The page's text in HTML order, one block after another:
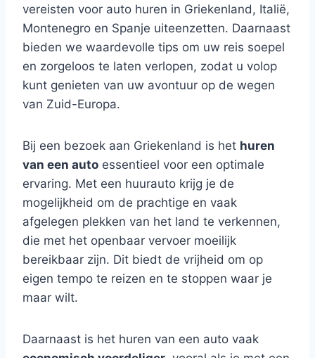
vereisten voor auto huren in Griekenland, Italië,
Montenegro en Spanje uiteenzetten. Daarnaast
bieden we waardevolle tips om uw reis soepel
en zorgeloos te laten verlopen, zodat u volop
kunt genieten van uw avontuur op de wegen
van Zuid-Europa.
Bij een bezoek aan Griekenland is het huren
van een auto essentieel voor een optimale
ervaring. Met een huurauto krijg je de
mogelijkheid om de prachtige en vaak
afgelegen plekken van het land te verkennen,
die met het openbaar vervoer moeilijk
bereikbaar zijn. Dit biedt de vrijheid om op
eigen tempo te reizen en te stoppen waar je
maar wilt.
Daarnaast is het huren van een auto vaak